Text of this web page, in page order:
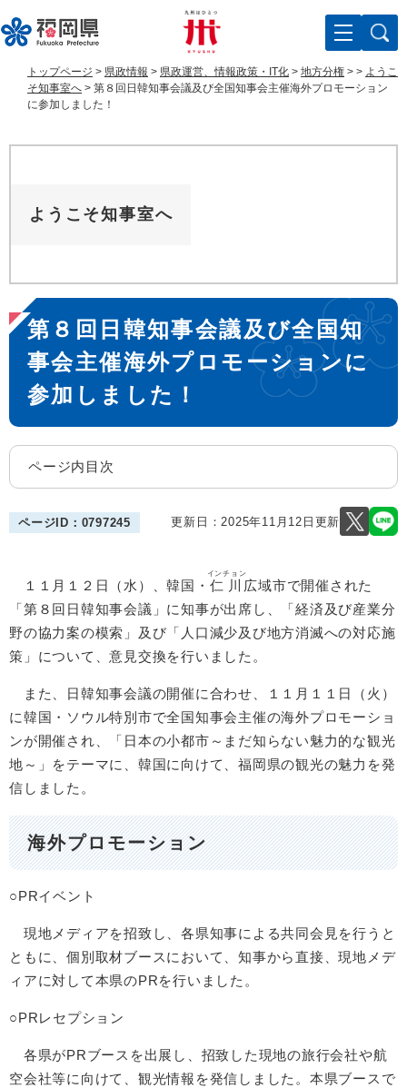
ー
ジ
す
ニ
ュ
し
トップページ > 県政情報 > 県政運営、情報政策・IT化 > 地方分権 > > ようこ
そ知事室へ > 第８回日韓知事会議及び全国知事会主催海外プロモーション
に参加しました！
ようこそ知事室へ
本
文
第８回日韓知事会議及び全国知
事会主催海外プロモーションに
参加しました！
ページ内目次
ページID：0797245 更新日：2025年11月12日更新
１１月１２日（水）、韓国・ 仁川
インチョン
広域市で開催された
「第８回日韓知事会議」に知事が出席し、「経済及び産業分
野の協力案の模索」及び「人口減少及び地方消滅への対応施
策」について、意見交換を行いました。
また、日韓知事会議の開催に合わせ、１１月１１日（火）
に韓国・ソウル特別市で全国知事会主催の海外プロモーショ
ンが開催され、「日本の小都市～まだ知らない魅力的な観光
地～」をテーマに、韓国に向けて、福岡県の観光の魅力を発
信しました。
海外プロモーション
○PRイベント
現地メディアを招致し、各県知事による共同会見を行うと
ともに、個別取材ブースにおいて、知事から直接、現地メデ
ィアに対して本県のPRを行いました。
○PRレセプション
各県がPRブースを出展し、招致した現地の旅行会社や航
空会社等に向けて、観光情報を発信しました。本県ブースで